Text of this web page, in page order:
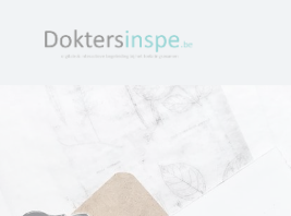
Cursussen
Vragen?
Login